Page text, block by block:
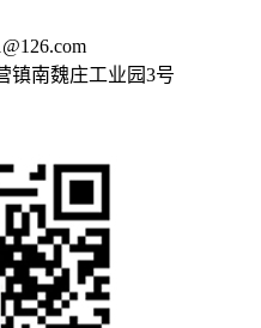
南魏庄工业园3号